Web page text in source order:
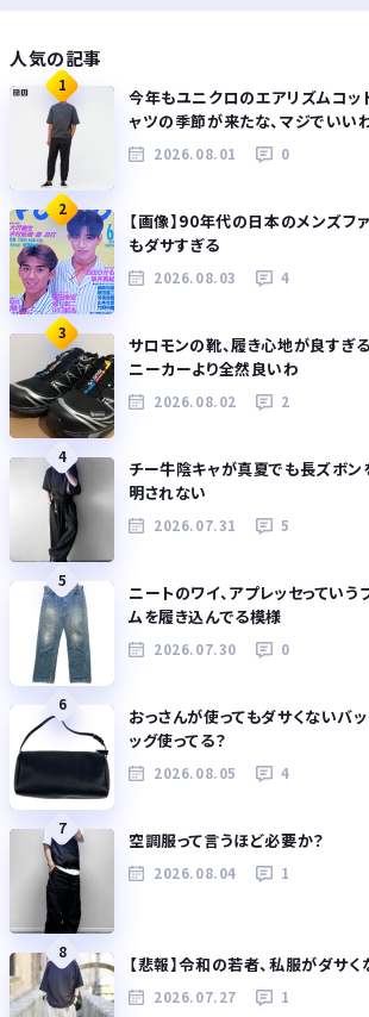
人気の記事
1
今年もユニクロのエアリズムコッ
ャツの季節が来たな、マジでいい
2026.08.01 0
2
【画像】90年代の日本のメンズフ
もダサすぎる
2026.08.03 4
3
サロモンの靴、履き心地が良すぎ
ニーカーより全然良いわ
2026.08.02 2
4
チー牛陰キャが真夏でも長ズボン
明されない
2026.07.31 5
5
ニートのワイ、アプレッセってい
ムを履き込んでる模様
2026.07.30 0
6
おっさんが使ってもダサくないバ
ッグ使ってる？
2026.08.05 4
7
空調服って言うほど必要か？
2026.08.04 1
8
【悲報】令和の若者、私服がダサく
2026.07.27 1